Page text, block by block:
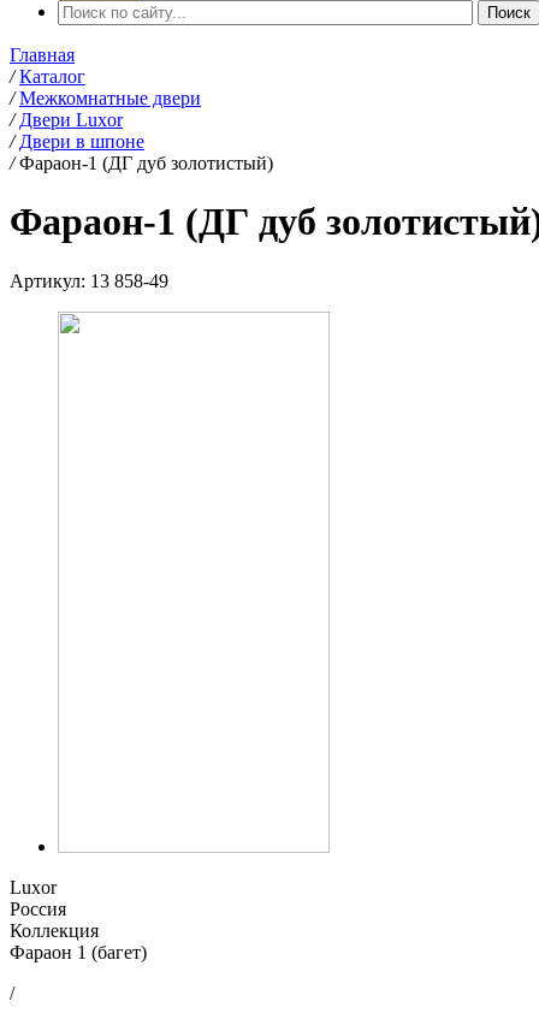
Главная
/ Каталог
/ Межкомнатные двери
/ Двери Luxor
/ Двери в шпоне
/ Фараон-1 (ДГ дуб золотистый)
Фараон-1 (ДГ дуб
Артикул: 13 858-49
Luxor
Россия
Коллекция
Фараон 1 (багет)
/